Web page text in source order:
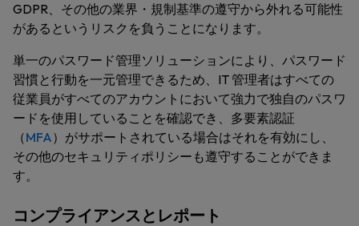
GDPR、その他の業界・規制基準の遵守から外れる可能性
があるというリスクを負うことになります。
単一のパスワード管理ソリューションにより、パスワード
習慣と行動を一元管理できるため、IT 管理者はすべての
従業員がすべてのアカウントにおいて強力で独自のパスワ
ードを使用していることを確認でき、多要素認証
（MFA）がサポートされている場合はそれを有効にし、
その他のセキュリティポリシーも遵守することができま
す。
コンプライアンスとレポート